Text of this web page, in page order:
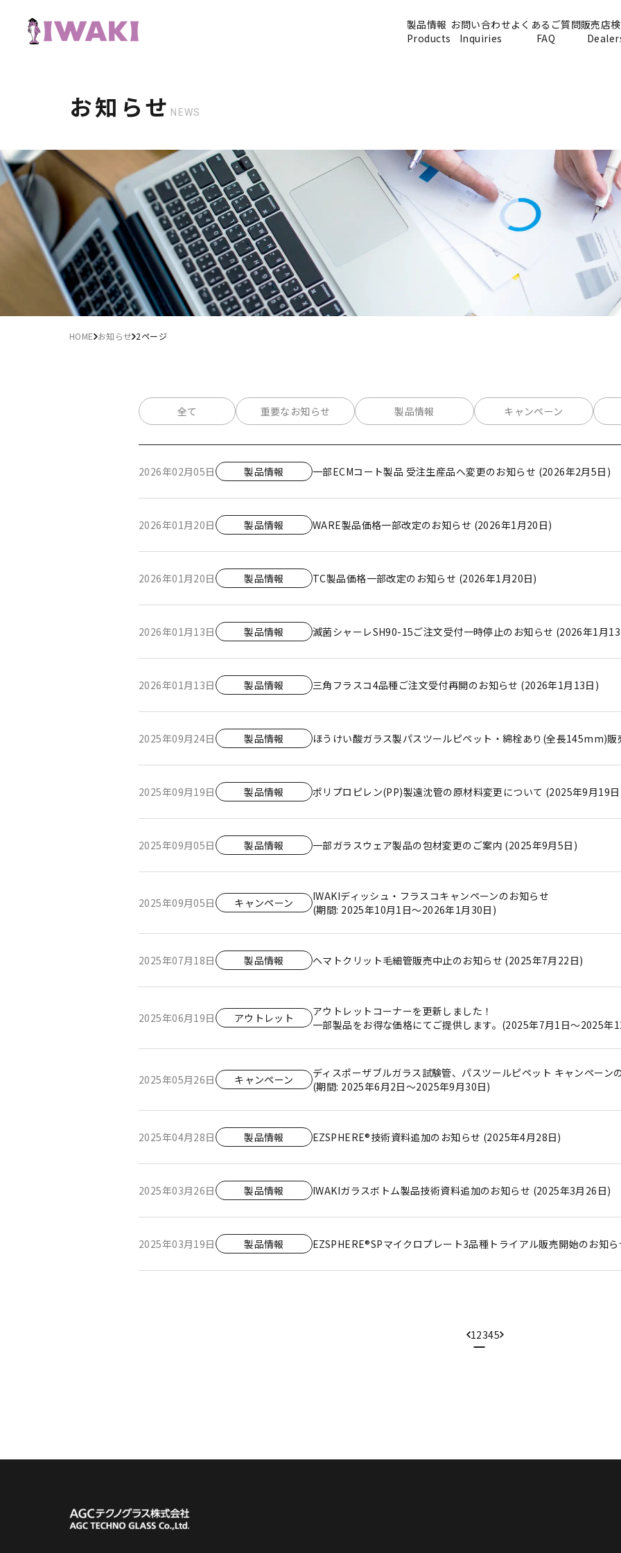
製品情報
Products
お問い合わせ
Inquiries
よくあるご質問
FAQ
販売店
お知らせ NEWS
HOME お知らせ 2ページ
全て 重要なお知らせ 製品情報 キャンペーン
2026年02月05日 製品情報 一部ECMコート製品 受注生産品へ変更のお知らせ (2026年2月5日)
2026年01月20日 製品情報 WARE製品価格一部改定のお知らせ (2026年1月20日)
2026年01月20日 製品情報 TC製品価格一部改定のお知らせ (2026年1月20日)
2026年01月13日 製品情報 滅菌シャーレSH90-15ご注文受付一時停止のお知らせ (2026年1月
2026年01月13日 製品情報 三角フラスコ4品種ご注文受付再開のお知らせ (2026年1月13日)
2025年09月24日 製品情報 ほうけい酸ガラス製パスツールピペット・綿栓あり(全長145mm)
2025年09月19日 製品情報 ポリプロピレン(PP)製遠沈管の原材料変更について (2025年9月19
2025年09月05日 製品情報 一部ガラスウェア製品の包材変更のご案内 (2025年9月5日)
2025年09月05日 キャンペーン
IWAKIディッシュ・フラスコキャンペーンのお知らせ
(期間: 2025年10月1日～2026年1月30日)
2025年07月18日 製品情報 ヘマトクリット毛細管販売中止のお知らせ (2025年7月22日)
2025年06月19日 アウトレット
アウトレットコーナーを更新しました！
一部製品をお得な価格にてご提供します。(2025年7月1日～2025年
2025年05月26日 キャンペーン
ディスポーザブルガラス試験管、パスツールピペット キャンペーン
(期間: 2025年6月2日～2025年9月30日)
2025年04月28日 製品情報 EZSPHERE®技術資料追加のお知らせ (2025年4月28日)
2025年03月26日 製品情報 IWAKIガラスボトム製品技術資料追加のお知らせ (2025年3月26日)
2025年03月19日 製品情報 EZSPHERE®SPマイクロプレート3品種トライアル販売開始のお知ら
12345